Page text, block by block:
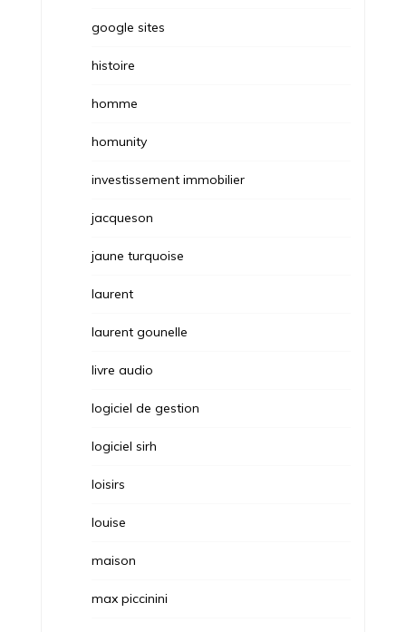
google sites
histoire
homme
homunity
investissement immobilier
jacqueson
jaune turquoise
laurent
laurent gounelle
livre audio
logiciel de gestion
logiciel sirh
loisirs
louise
maison
max piccinini